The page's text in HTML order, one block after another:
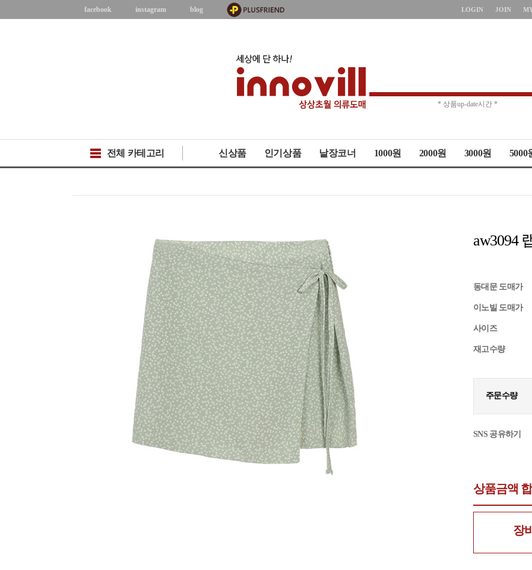
facebook instagram blog LOGIN JOIN
* 주문취소 제한 *
* 상품up-date시간 *
전체 카테고리 신상품 인기상품 낱장코너 1000원 2000원 3000원 5000
aw3094
상품금액
동대문 도매가
이노빌 도매가
사이즈
재고수량
주문수량
SNS 공유하기
장